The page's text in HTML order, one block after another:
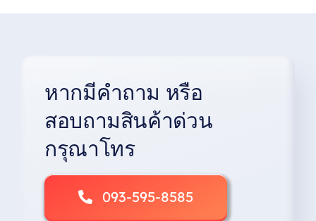
หากมีคำถาม หรือ
สอบถามสินค้าด่วน
กรุณาโทร
093-595-8585